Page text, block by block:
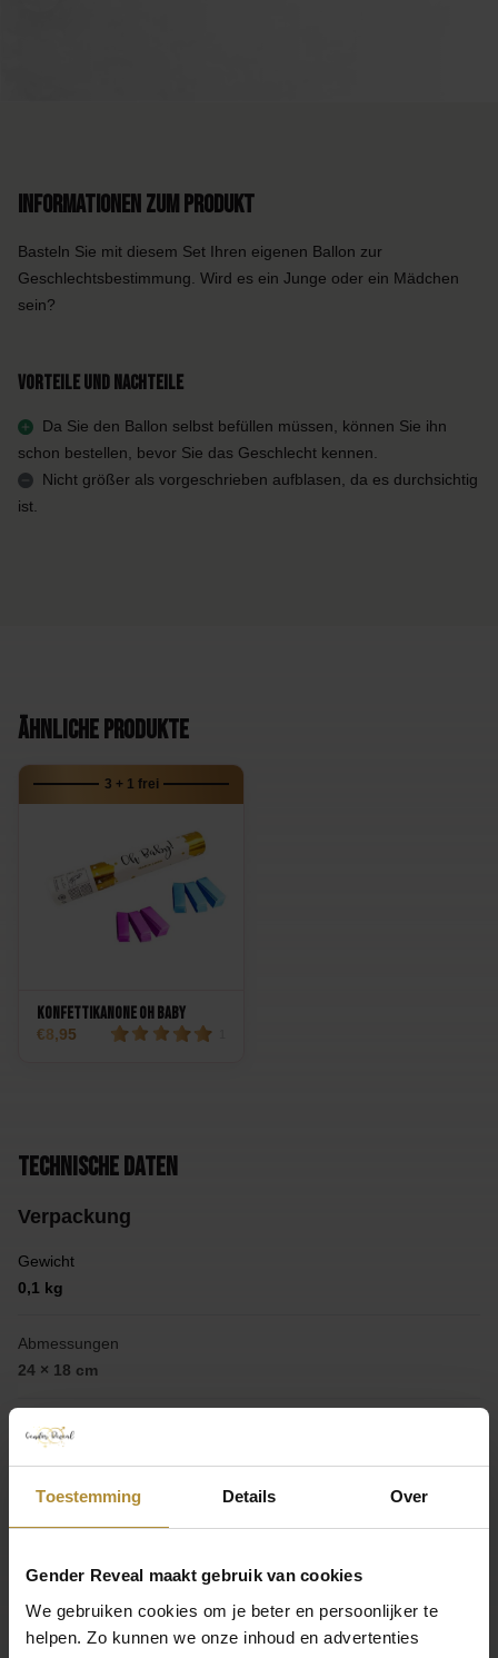
Toestemming Details Over
Gender Reveal maakt gebruik van cookies
We gebruiken cookies om je beter en persoonlijker te
helpen. Zo kunnen we onze inhoud en advertenties
Informationen zum Produkt
Basteln Sie mit diesem Set Ihren eigenen Ballon zur
Geschlechtsbestimmung. Wird es ein Junge oder ein Mädchen
sein?
Vorteile und Nachteile
Da Sie den Ballon selbst befüllen müssen, können Sie ihn
schon bestellen, bevor Sie das Geschlecht kennen.
Nicht größer als vorgeschrieben aufblasen, da es durchsichtig
ist.
Ähnliche Produkte
3 + 1 frei
Konfettikanone Oh Baby
8,95
Technische Daten
Verpackung
Gewicht
0,1 kg
Abmessungen
24 × 18 cm
Produkt
Junge oder Mädchen
Abmessungen
Farbe
Mehr anzeigen
Hinterlassen Sie Ihre Meinung
Eine Bewertung hinterlassen